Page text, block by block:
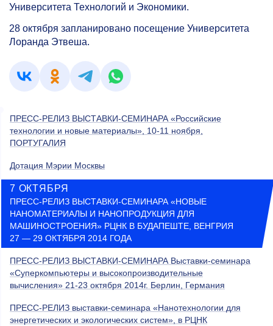
Университета Технологий и Экономики.
28 октября запланировано посещение Университета
Лоранда Этвеша.
ПРЕСС-РЕЛИЗ ВЫСТАВКИ-СЕМИНАРА «Российские
технологии и новые материалы», 10-11 ноября,
ПОРТУГАЛИЯ
Дотация Мэрии Москвы
7 ОКТЯБРЯ
ПРЕСС-РЕЛИЗ ВЫСТАВКИ-СЕМИНАРА «НОВЫЕ
НАНОМАТЕРИАЛЫ И НАНОПРОДУКЦИЯ ДЛЯ
МАШИНОСТРОЕНИЯ» РЦНК В БУДАПЕШТЕ, ВЕНГРИЯ
27 — 29 ОКТЯБРЯ 2014 ГОДА
ПРЕСС-РЕЛИЗ ВЫСТАВКИ-СЕМИНАРА Выставки-семинара
«Суперкомпьютеры и высокопроизводительные
вычисления» 21-23 октября 2014г. Берлин, Германия
ПРЕСС-РЕЛИЗ выставки-семинара «Нанотехнологии для
энергетических и экологических систем», в РЦНК